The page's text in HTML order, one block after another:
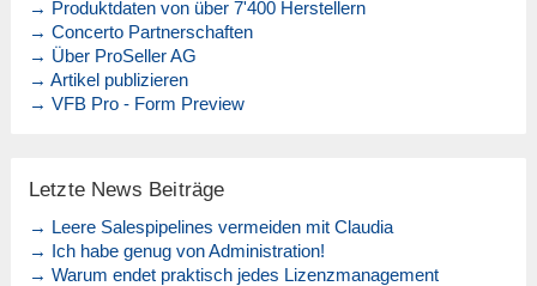
→ Produktdaten von über 7'400 Herstellern
→ Concerto Partnerschaften
→ Über ProSeller AG
→ Artikel publizieren
→ VFB Pro - Form Preview
Letzte News Beiträge
→ Leere Salespipelines vermeiden mit Claudia
→ Ich habe genug von Administration!
→ Warum endet praktisch jedes Lizenzmanagement